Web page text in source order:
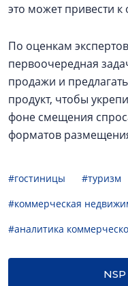
это может привести
По оценкам
первоочередная
продажи и
продукт, чтобы
фоне смещения
форматов
#гостиницы
#туризм
#коммерческая
#аналитика